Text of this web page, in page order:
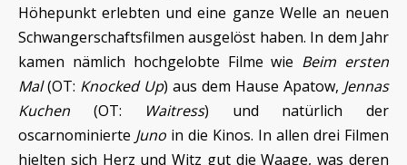
Höhepunkt erlebten und eine ganze Welle an neuen
Schwangerschaftsfilmen ausgelöst haben. In dem Jahr
kamen nämlich hochgelobte Filme wie Beim ersten
Mal(OT: Knocked Up) aus dem Hause Apatow, Jennas
Kuchen (OT: Waitress) und natürlich der
oscarnominierte Juno in die Kinos. In allen drei Filmen
hielten sich Herz und Witz gut die Waage, was deren